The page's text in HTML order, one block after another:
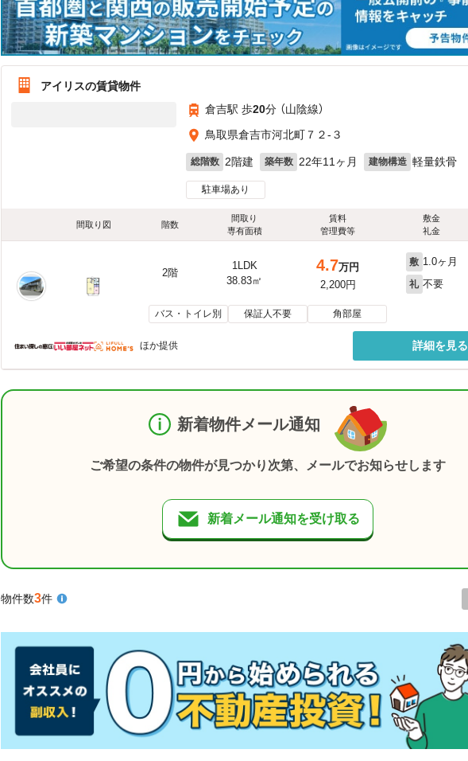
アイリスの賃貸物件
倉吉駅 歩20分 （山陰線）
鳥取県倉吉市河北町７２-３
総階数 2階建 築年数 22年11ヶ月 建物構造 軽量鉄骨
駐車場あり
間取り図 階数
間取り
専有面積
賃料
管理費等
敷金
礼金
2階
1LDK
38.83㎡
4.7万円
2,200円
敷 1.0ヶ月
礼 不要
バス・トイレ別 保証人不要 角部屋
ほか提供 詳細を見る
新着物件メール通知
ご希望の条件の物件が見つかり次第、メールでお知らせします
新着メール通知を受け取る
物件数3件